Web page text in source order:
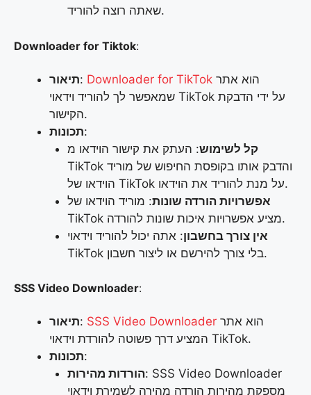
שאתה רוצה להוריד.
Downloader for Tiktok:
תיאור: Downloader for TikTok
שמאפשר לך להוריד וידאוי TikTok על ידי הדבקת
הקישור.
תכונות:
קל לשימוש: העתק את קישור הוידאו מ
TikTok והדבק אותו בקופסת החיפוש של מוריד
הוידאו של TikTok על מנת להוריד את הוידאו.
אפשרויות הורדה שונות: מוריד הוידאו של
TikTok מציע אפשרויות איכות שונות להורדה.
אין צורך בחשבון: אתה יכול להוריד וידאוי
TikTok בלי צורך להירשם או ליצור חשבון.
SSS Video Downloader:
תיאור: SSS Video Downloader
המציע דרך פשוטה להורדת וידאוי TikTok.
תכונות:
הורדות מהירות: SSS Video Downloader
מספקת מהירות הורדה מהירה לשמירת וידאוי